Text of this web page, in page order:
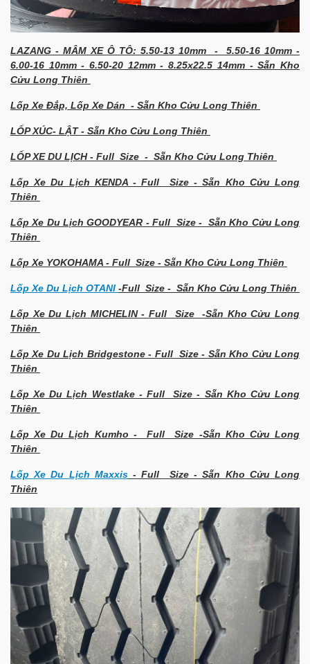
LAZANG - MÂM XE Ô TÔ: 5.50-13 10mm - 5.50-16 10mm -
6.00-16 10mm - 6.50-20 12mm - 8.25x22.5 14mm - Sẵn Kho
Cửu Long Thiên
Lốp Xe Đắp, Lốp Xe Dán - Sẵn Kho Cửu Long Thiên
LỐP XÚC- LẬT - Sẵn Kho Cửu Long Thiên
LỐP XE DU LỊCH - Full Size - Sẵn Kho Cửu Long Thiên
Lốp Xe Du Lịch KENDA - Full Size - Sẵn Kho Cửu Long
Thiên
Lốp Xe Du Lịch GOODYEAR - Full Size - Sẵn Kho Cửu Long
Thiên
Lốp Xe YOKOHAMA - Full Size - Sẵn Kho Cửu Long Thiên
Lốp Xe Du Lịch OTANI -Full Size - Sẵn Kho Cửu Long Thiên
Lốp Xe Du Lịch MICHELIN - Full Size -Sẵn Kho Cửu Long
Thiên
Lốp Xe Du Lịch Bridgestone - Full Size - Sẵn Kho Cửu Long
Thiên
Lốp Xe Du Lịch Westlake - Full Size - Sẵn Kho Cửu Long
Thiên
Lốp Xe Du Lịch Kumho - Full Size -Sẵn Kho Cửu Long
Thiên
Lốp Xe Du Lịch Maxxis- Full Size - Sẵn Kho Cửu Long
Thiên